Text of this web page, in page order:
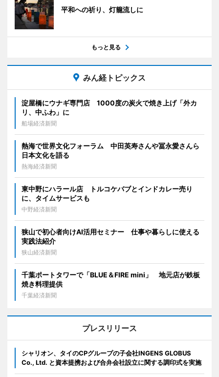
平和への祈り、灯籠流しに
もっと見る
みん経トピックス
淀屋橋にウナギ専門店 1000度の炭火で焼き上げ「外カ
リ、中ふわ」に
船場経済新聞
熱海で世界文化フォーラム 中田英寿さんや冨永愛さんら
日本文化を語る
熱海経済新聞
東中野にハラール店 トルコケバブとインドカレー売り
に、タイムサービスも
中野経済新聞
狭山で初心者向けAI活用セミナー 仕事や暮らしに使える
実践法紹介
狭山経済新聞
千葉ポートタワーで「BLUE＆FIRE mini」 地元店が鉄板
焼き料理提供
千葉経済新聞
プレスリリース
シャリオン、タイのCPグループの子会社INGENS GLOBUS
Co., Ltd. と資本提携および合弁会社設立に関する調印式を実施